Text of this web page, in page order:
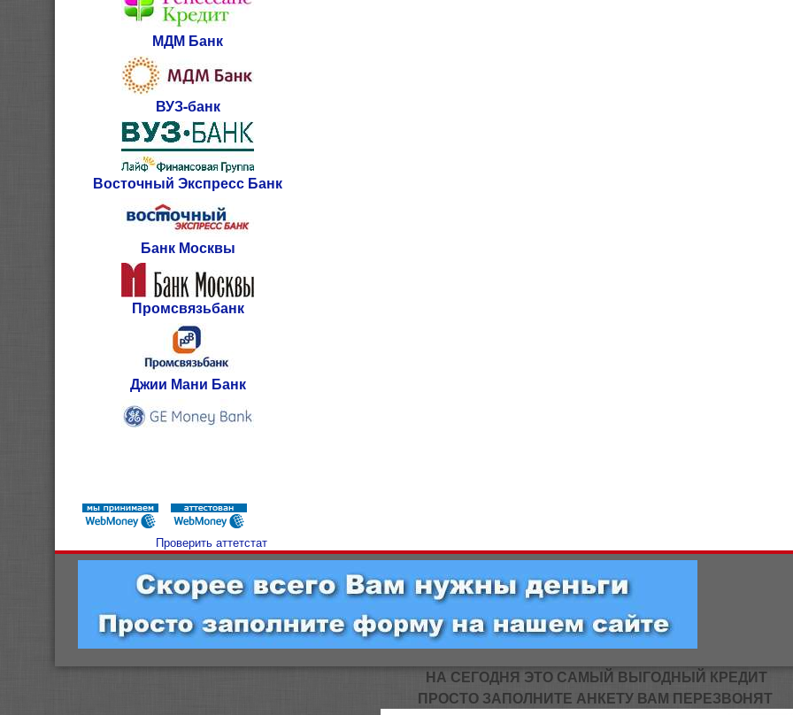
МДМ Банк
ВУЗ-банк
Восточный Экспресс Банк
Банк Москвы
Промсвязьбанк
Джии Мани Банк
Проверить аттетстат
НА СЕГОДНЯ ЭТО САМЫЙ ВЫГОДНЫЙ КРЕДИТ
ПРОСТО ЗАПОЛНИТЕ АНКЕТУ ВАМ ПЕРЕЗВОНЯТ